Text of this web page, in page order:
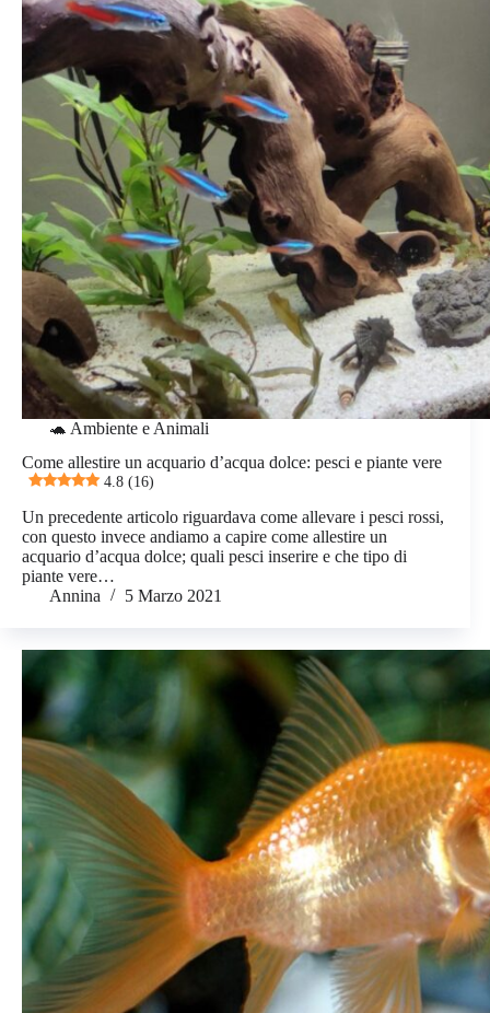
🐢 Ambiente e Animali
Come allestire un acquario d’acqua dolce: pesci e piante vere
4.8 (16)
Un precedente articolo riguardava come allevare i pesci rossi,
con questo invece andiamo a capire come allestire un
acquario d’acqua dolce; quali pesci inserire e che tipo di
piante vere…
Annina
5 Marzo 2021